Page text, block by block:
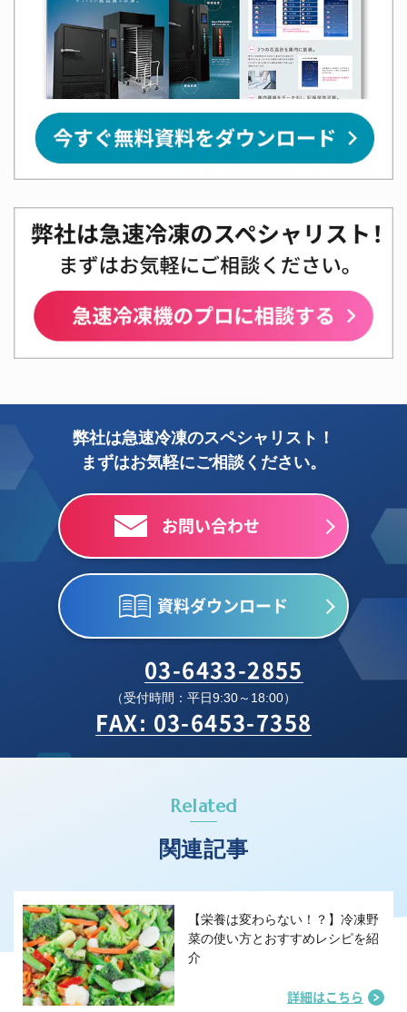
弊社は急速冷凍のスペシャリスト！
まずはお気軽にご相談ください。
お問い合わせ
資料ダウンロード
03-6433-2855
（受付時間：平日9:30～18:00）
FAX: 03-6453-7358
Related
関連記事
【栄養は変わらない！？】冷凍野
菜の使い方とおすすめレシピを紹
介
詳細はこちら